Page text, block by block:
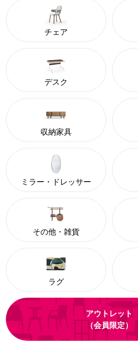
チェア
デスク
収納家具
ミラー・ドレッサー
その他・雑貨
ラグ
アウトレット
（会員限定）